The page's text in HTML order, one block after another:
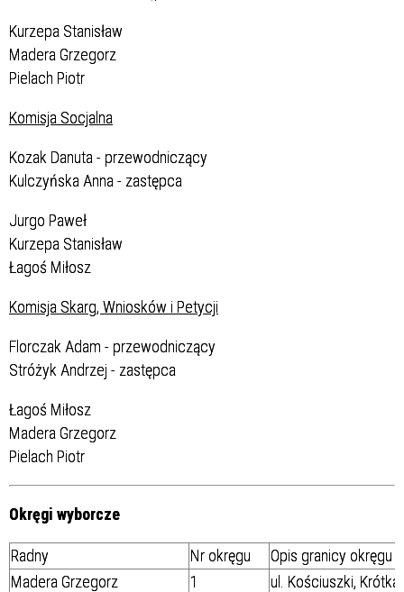
Kurzepa Stanisław
Madera Grzegorz
Pielach Piotr
Komisja Socjalna
Kozak Danuta - przewodniczący
Kulczyńska Anna - zastępca
Jurgo Paweł
Kurzepa Stanisław
Łagoś Miłosz
Komisja Skarg, Wniosków i Petycji
Florczak Adam - przewodniczący
Stróżyk Andrzej - zastępca
Łagoś Miłosz
Madera Grzegorz
Pielach Piotr
Okręgi wyborcze
Radny Nr okręgu
Opis granicy okręgu
Madera Grzegorz
1
ul. Kościuszki,